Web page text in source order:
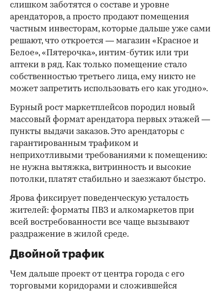
слишком заботятся о составе и уровне
арендаторов, а просто продают помещения
частным инвесторам, которые дальше уже сами
решают, что откроется — магазин «Красное и
Белое», «Пятерочка», интим-бутик или три
аптеки в ряд. Как только помещение стало
собственностью третьего лица, ему никто не
может запретить использовать его как угодно».
Бурный рост маркетплейсов породил новый
массовый формат арендатора первых этажей —
пункты выдачи заказов. Это арендаторы с
гарантированным трафиком и
неприхотливыми требованиями к помещению:
не нужна вытяжка, витринность и высокие
потолки, платят стабильно и заезжают быстро.
Ярова фиксирует поведенческую усталость
жителей: форматы ПВЗ и алкомаркетов при
всей востребованности все чаще вызывают
раздражение в жилой среде.
Двойной трафик
Чем дальше проект от центра города с его
торговыми коридорами и сложившейся